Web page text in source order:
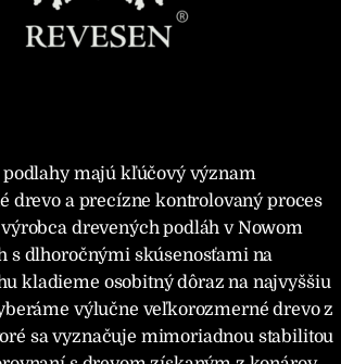
majú kľúčový význam
drevo a precízne kontrolovaný proces
drevených podláh v Nowom
s dlhoročnými skúsenosťami na
kladieme osobitný dôraz na najvyššiu
výlučne veľkorozmerné drevo z
sa vyznačuje mimoriadnou stabilitou